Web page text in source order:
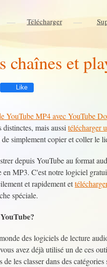
Télécharger
chaînes et
Like
YouTube MP4 avec YouTube
mais aussi télécharger
simplement copier et coller
depuis YouTube au format
en MP3. C'est notre logiciel
et rapidement et
spéciale.
des logiciels de lecture
avez déjà utilisé un de ces
les classer dans des